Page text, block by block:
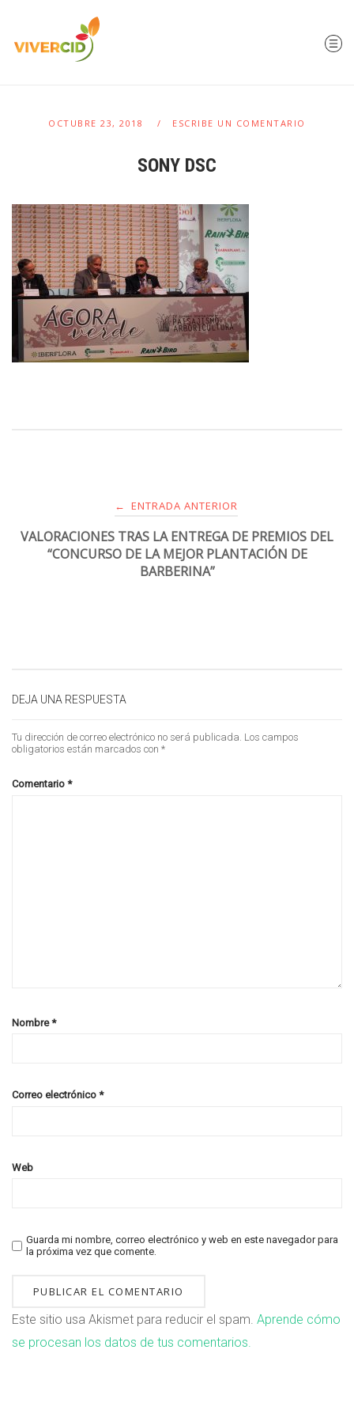
OCTUBRE 23, 2018 ESCRIBE UN COMENTARIO
SONY DSC
← ENTRADA ANTERIOR
VALORACIONES TRAS LA ENTREGA DE PREMIOS DEL
“CONCURSO DE LA MEJOR PLANTACIÓN DE
BARBERINA”
DEJA UNA RESPUESTA
Tu dirección de correo electrónico no será publicada. Los campos
obligatorios están marcados con *
Comentario *
Nombre*
Correo electrónico *
Web
Guarda mi nombre, correo electrónico y web en este navegador para
la próxima vez que comente.
Este sitio usa Akismet para reducir el spam. Aprende cómo
se procesan los datos de tus comentarios.